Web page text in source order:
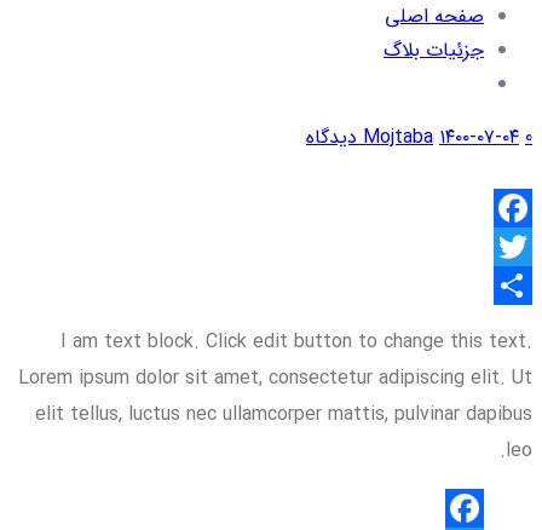
صفحه اصلی
جزئیات بلاگ
Mojtaba ۱۴۰۰-۰۷-۰۴ 0 دیدگاه
Facebook
Twitter
گذاری
I am text block. Click edit button to change this text.
Lorem ipsum dolor sit amet, consectetur adipiscing elit. Ut
elit tellus, luctus nec ullamcorper mattis, pulvinar dapibus
leo.